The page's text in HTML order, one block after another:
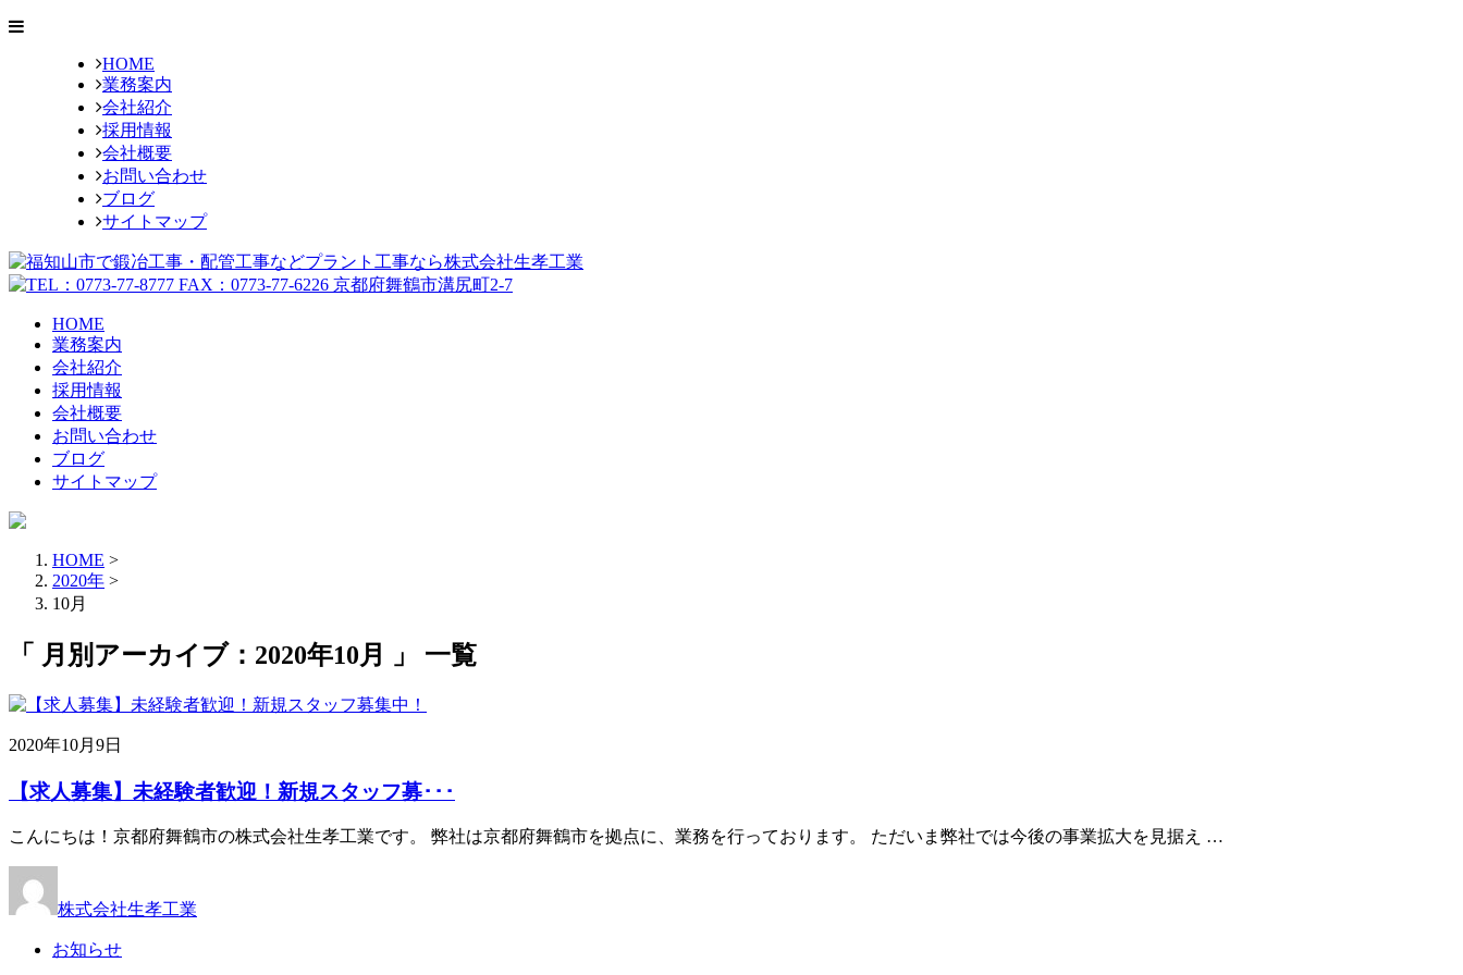
HOME
業務案内
会社紹介
採用情報
会社概要
お問い合わせ
ブログ
サイトマップ
HOME
業務案内
会社紹介
採用情報
会社概要
お問い合わせ
ブログ
サイトマップ
HOME >
2020年 >
10月
「 月別アーカイブ：2020年10月 」 一覧
2020年10月9日
【求人募集】未経験者歓迎！新規スタッフ募･･･
こんにちは！京都府舞鶴市の株式会社生孝工業です。 弊社は京都府舞鶴市を拠点に、業務を行っております。 ただいま弊社では今後の事業拡大を見据え …
株式会社生孝工業
お知らせ